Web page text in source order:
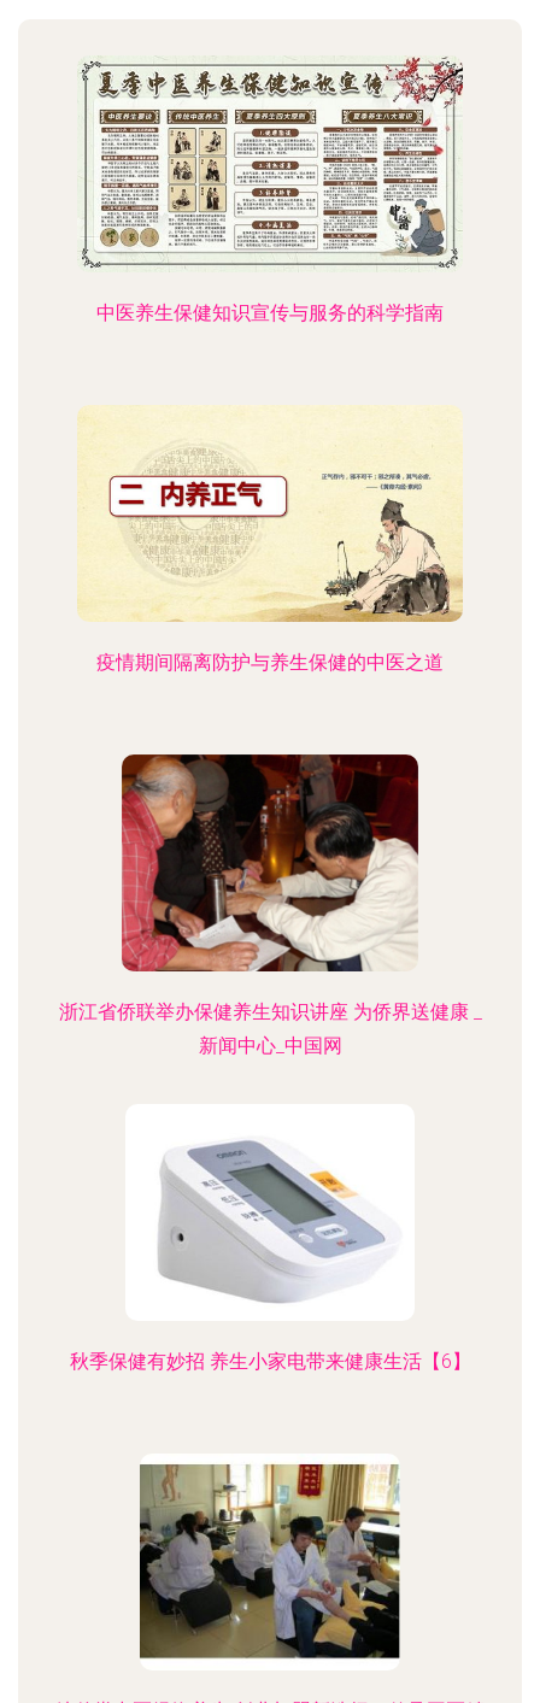
中医养生保健知识宣传与服务的科学指南
疫情期间隔离防护与养生保健的中医之道
浙江省侨联举办保健养生知识讲座 为侨界送健康 _
新闻中心_中国网
秋季保健有妙招 养生小家电带来健康生活【6】